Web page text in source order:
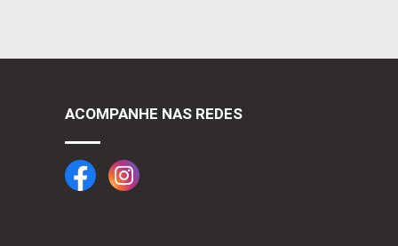
ACOMPANHE NAS REDES